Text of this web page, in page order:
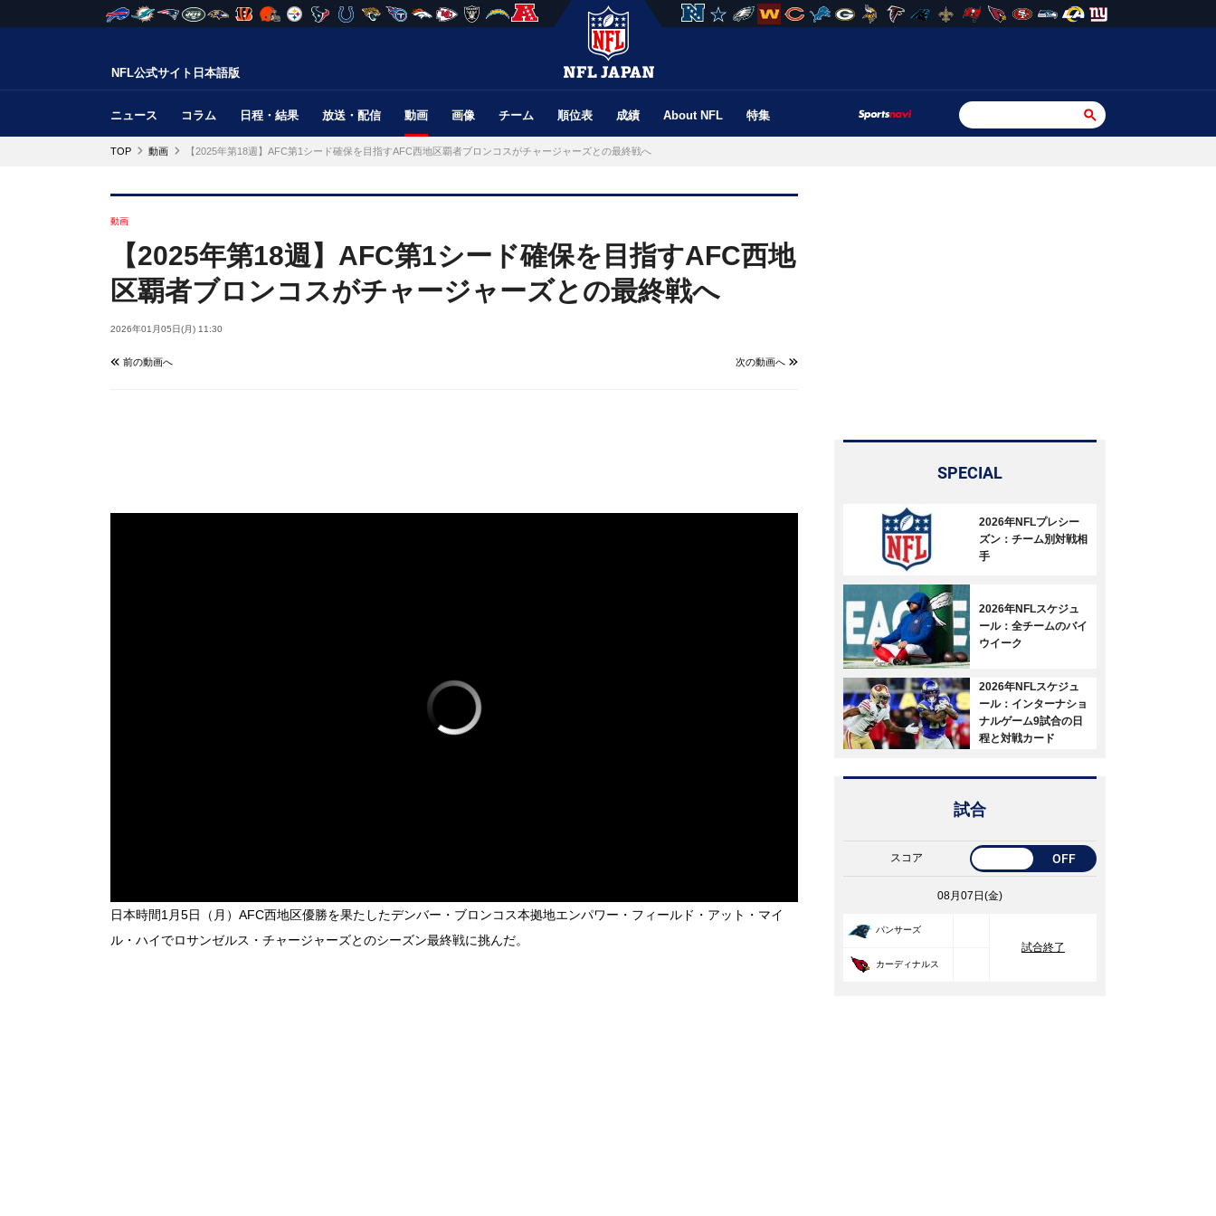
NFL公式サイト日本語版
ニュース コラム 日程・結果 放送・配信 動画 画像 チーム 順位表 成績 About NFL 特集
TOP 動画 【2025年第18週】AFC第1シード確保を目指すAFC西地区覇者ブロンコスがチャージャーズとの最終戦へ
動画
【2025年第18週】AFC第1シード確保を目指すAFC西地
区覇者ブロンコスがチャージャーズとの最終戦へ
2026年01月05日(月) 11:30
前の動画へ 次の動画へ
日本時間1月5日（月）AFC西地区優勝を果たしたデンバー・ブロンコス本拠地エンパワー・フィールド・アット・マイ
ル・ハイでロサンゼルス・チャージャーズとのシーズン最終戦に挑んだ。
SPECIAL
2026年NFLプレシー
ズン：チーム別対戦相
手
2026年NFLスケジュ
ール：全チームのバイ
ウイーク
2026年NFLスケジュ
ール：インターナショ
ナルゲーム9試合の日
程と対戦カード
試合
スコア OFF
08月07日(金)
パンサーズ
試合終了
カーディナルス